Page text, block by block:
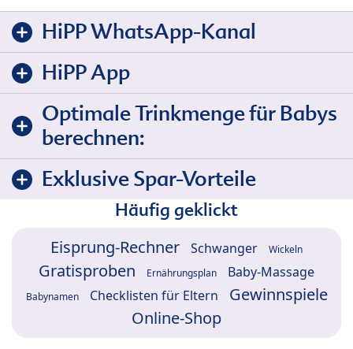
HiPP WhatsApp-Kanal
HiPP App
Optimale Trinkmenge für Babys
berechnen:
Exklusive Spar-Vorteile
Häufig geklickt
Eisprung-Rechner Schwanger Wickeln
Gratisproben Ernährungsplan Baby-Massage
Babynamen Checklisten für Eltern
Gewinnspiele
Online-Shop